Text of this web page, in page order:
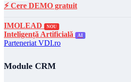
⚡ Cere DEMO gratuit
IMOLEAD NOU
Inteligență Artificială AI
Parteneriat VDI.ro
Module CRM